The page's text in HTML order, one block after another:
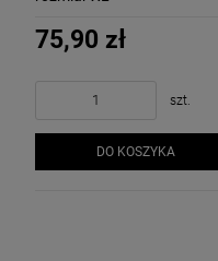
75,90 zł
szt.
DO KOSZYKA